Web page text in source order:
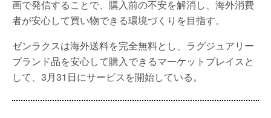
画で発信することで、購入前の不安を解消し、海外消費
者が安心して買い物できる環境づくりを目指す。
ゼンラクスは海外送料を完全無料とし、ラグジュアリー
ブランド品を安心して購入できるマーケットプレイスと
して、3月31日にサービスを開始している。